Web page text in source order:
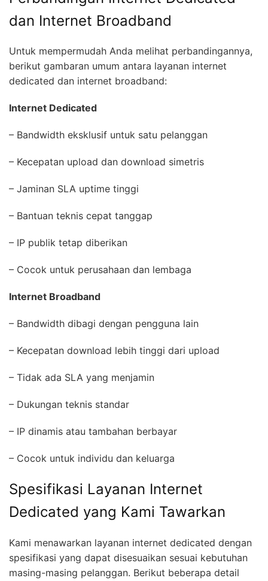
dan Internet Broadband
Untuk mempermudah Anda melihat perbandingannya,
berikut gambaran umum antara layanan internet
dedicated dan internet broadband:
Internet Dedicated
– Bandwidth eksklusif untuk satu pelanggan
– Kecepatan upload dan download simetris
– Jaminan SLA uptime tinggi
– Bantuan teknis cepat tanggap
– IP publik tetap diberikan
– Cocok untuk perusahaan dan lembaga
Internet Broadband
– Bandwidth dibagi dengan pengguna lain
– Kecepatan download lebih tinggi dari upload
– Tidak ada SLA yang menjamin
– Dukungan teknis standar
– IP dinamis atau tambahan berbayar
– Cocok untuk individu dan keluarga
Spesifikasi Layanan Internet
Dedicated yang Kami Tawarkan
Kami menawarkan layanan internet dedicated dengan
spesifikasi yang dapat disesuaikan sesuai kebutuhan
masing-masing pelanggan. Berikut beberapa detail